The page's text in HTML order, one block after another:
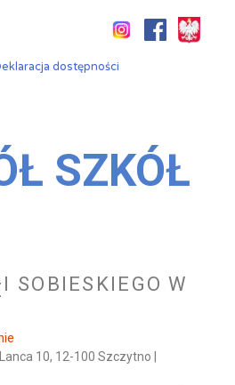
dostępności
SZKÓŁ
W
10, 12-100 Szczytno |